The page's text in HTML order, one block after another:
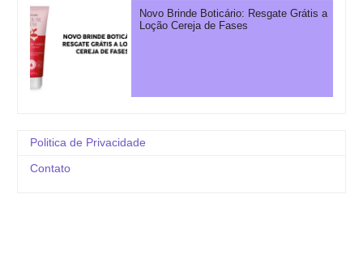
Novo Brinde Boticário: Resgate Grátis a
Loção Cereja de Fases
Politica de Privacidade
Contato